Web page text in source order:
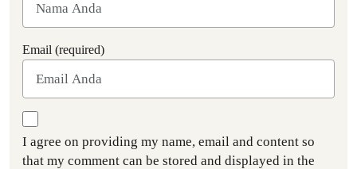
Email (required)
I agree on providing my name, email and content so
that my comment can be stored and displayed in the